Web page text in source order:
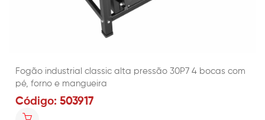
Fogão industrial classic alta pressão 30P7 4 bocas com
pé, forno e mangueira
Código: 503917